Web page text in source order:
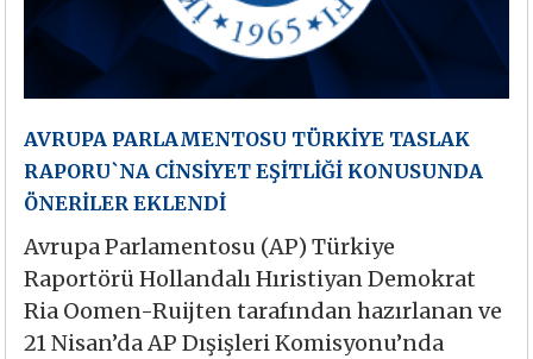
AVRUPA PARLAMENTOSU TÜRKİYE TASLAK
RAPORU`NA CİNSİYET EŞİTLİĞİ KONUSUNDA
ÖNERİLER EKLENDİ
Avrupa Parlamentosu (AP) Türkiye
Raportörü Hollandalı Hıristiyan Demokrat
Ria Oomen-Ruijten tarafından hazırlanan ve
21 Nisan’da AP Dışişleri Komisyonu’nda